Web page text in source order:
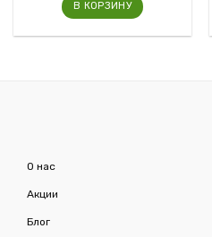
В КОРЗИНУ
О нас
Акции
Блог